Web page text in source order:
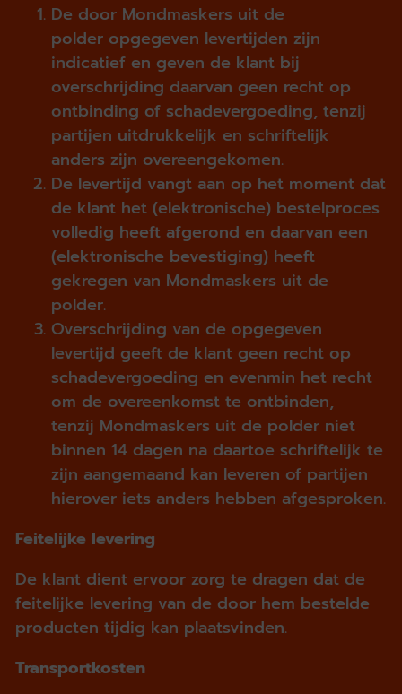
De door Mondmaskers uit de
polder opgegeven levertijden zijn
indicatief en geven de klant bij
overschrijding daarvan geen recht op
ontbinding of schadevergoeding, tenzij
partijen uitdrukkelijk en schriftelijk
anders zijn overeengekomen.
De levertijd vangt aan op het moment dat
de klant het (elektronische) bestelproces
volledig heeft afgerond en daarvan een
(elektronische bevestiging) heeft
gekregen van Mondmaskers uit de
polder.
Overschrijding van de opgegeven
levertijd geeft de klant geen recht op
schadevergoeding en evenmin het recht
om de overeenkomst te ontbinden,
tenzij Mondmaskers uit de polder niet
binnen 14 dagen na daartoe schriftelijk te
zijn aangemaand kan leveren of partijen
hierover iets anders hebben afgesproken.
Feitelijke levering
De klant dient ervoor zorg te dragen dat de
feitelijke levering van de door hem bestelde
producten tijdig kan plaatsvinden.
Transportkosten